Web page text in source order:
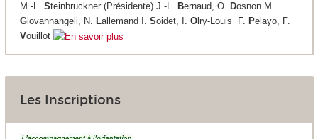
M.-L. Steinbruckner (Présidente) J.-L. Bernaud, O. Dosnon M.
Giovannangeli, N. Lallemand I. Soidet, I. Olry-Louis F. Pelayo, F.
Vouillot
Les Inscriptions